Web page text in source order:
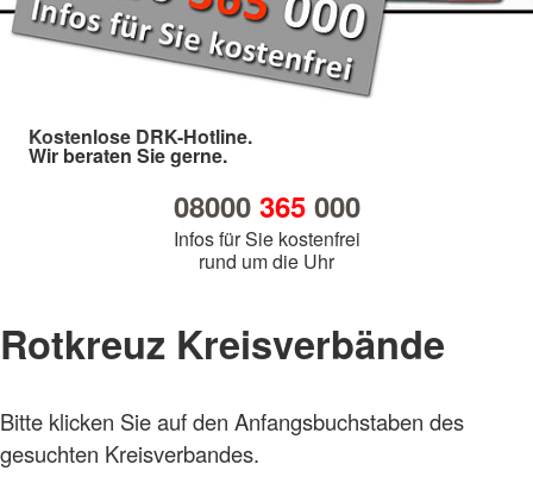
Kostenlose DRK-Hotline.
Wir beraten Sie gerne.
08000 365000
Infos für Sie kostenfrei
rund um die Uhr
Rotkreuz Kreisverbände
Bitte klicken Sie auf den Anfangsbuchstaben des
gesuchten Kreisverbandes.